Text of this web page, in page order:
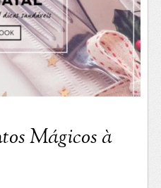
Mágicos à